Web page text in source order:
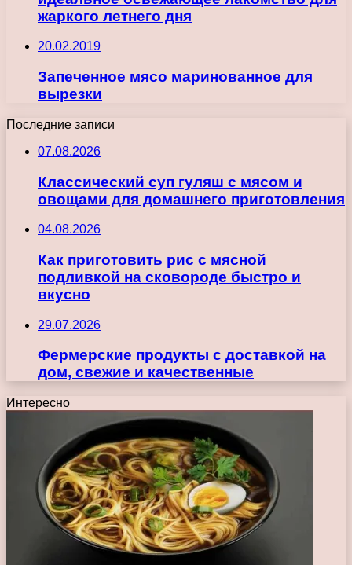
жаркого летнего дня
20.02.2019
Запеченное мясо маринованное для
вырезки
Последние записи
07.08.2026
Классический суп гуляш с мясом и
овощами для домашнего приготовления
04.08.2026
Как приготовить рис с мясной
подливкой на сковороде быстро и
вкусно
29.07.2026
Фермерские продукты с доставкой на
дом, свежие и качественные
Интересно